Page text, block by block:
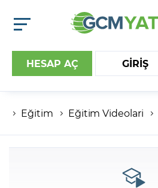
HESAP AÇ GİRİŞ
Hesap numaranız
Şifreniz
Eğitim Eğitim Videolari